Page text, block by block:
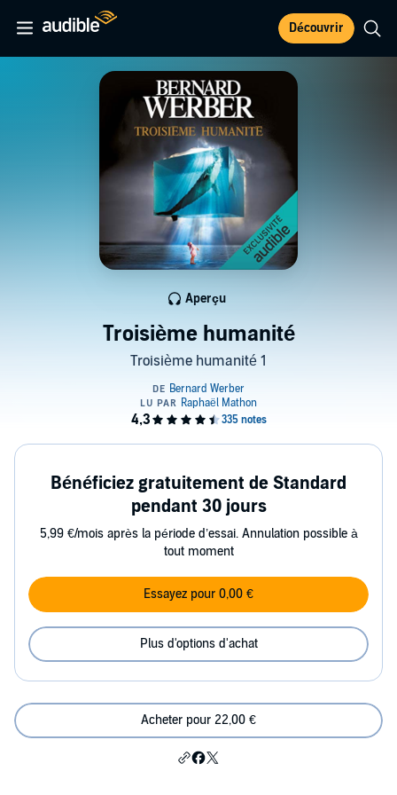
Découvrir
Troisième humanité
Troisième humanité 1
Aperçu
Bénéficiez gratuitement de Standard
pendant 30 jours
5,99 €/mois après la période d’essai. Annulation possible à
tout moment
Essayez pour 0,00 €
Plus d'options d'achat
Acheter pour 22,00 €